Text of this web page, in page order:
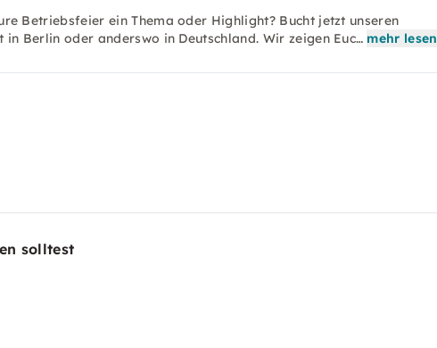
Betriebsfeier ein Thema oder Highlight? Bucht jetzt unseren
Berlin oder anderswo in Deutschland. Wir zeigen Euc… mehr lesen
solltest